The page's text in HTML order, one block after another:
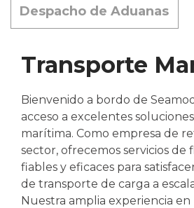
Despacho de Aduanas
Transporte
Bienvenido a bordo de
acceso a excelentes
marítima. Como empresa de
sector, ofrecemos servicios de
fiables y eficaces para
de transporte de carga a
Nuestra amplia experiencia